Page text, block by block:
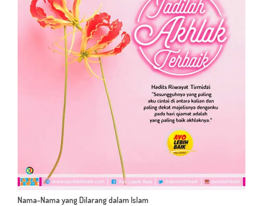
Nama-Nama yang Dilarang dalam Islam